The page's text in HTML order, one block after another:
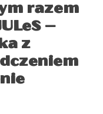
razem
–
z